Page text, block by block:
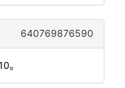
640769876590
。